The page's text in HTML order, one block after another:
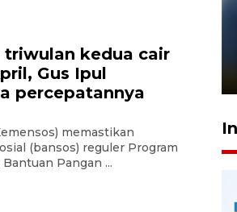
triwulan kedua cair
Gus Ipul
percepatannya
memastikan
(bansos) reguler Program
Pangan ...
8 tahan?
05:47